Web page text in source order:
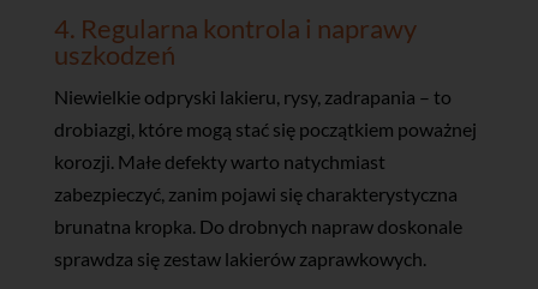
4. Regularna kontrola i naprawy
uszkodzeń
Niewielkie odpryski lakieru, rysy, zadrapania – to
drobiazgi, które mogą stać się początkiem poważnej
korozji. Małe defekty warto natychmiast
zabezpieczyć, zanim pojawi się charakterystyczna
brunatna kropka. Do drobnych napraw doskonale
sprawdza się zestaw lakierów zaprawkowych.